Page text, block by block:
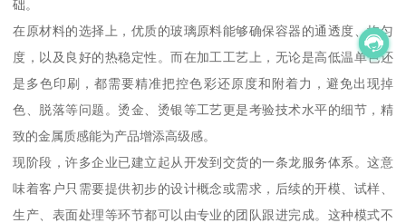
础。
在原材料的选择上，优质的玻璃原料能够确保容器的通透度、均匀
度，以及良好的热稳定性。而在加工工艺上，无论是高低温单色还
是多色印刷，都需要精准把控色彩还原度和附着力，避免出现掉
色、脱落等问题。烫金、烫银等工艺更是考验技术水平的细节，精
致的金属质感能为产品增添高级感。
现阶段，许多企业已建立起从开发到交货的一条龙服务体系。这意
味着客户只需要提供初步的设计概念或需求，后续的开模、试样、
生产、表面处理等环节都可以由专业的团队跟进完成。这种模式不